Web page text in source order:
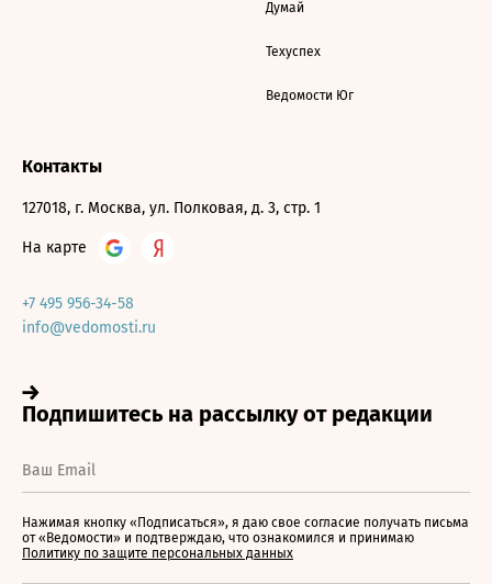
Думай
Техуспех
Ведомости Юг
Контакты
127018, г. Москва, ул. Полковая, д. 3, стр. 1
На карте
+7 495 956-34-58
info@vedomosti.ru
Нажимая кнопку «Подписаться», я даю свое согласие получать письма
от «Ведомости» и подтверждаю, что ознакомился и принимаю
Политику по защите персональных данных